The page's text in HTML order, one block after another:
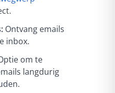
.
Ontvang emails
inbox.
om te
langdurig